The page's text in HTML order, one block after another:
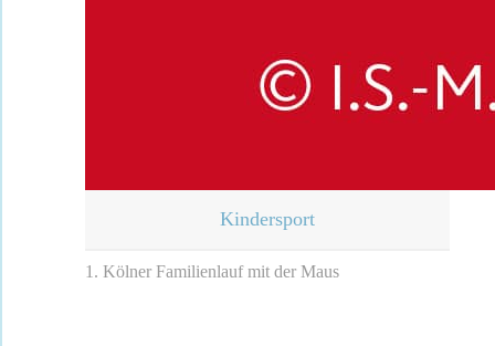
Kindersport
1. Kölner Familienlauf mit der Maus